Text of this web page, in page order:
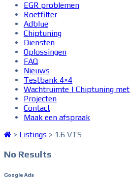
EGR problemen
Roetfilter
Adblue
Chiptuning
Diensten
Oplossingen
FAQ
Nieuws
Testbank 4×4
Wachtruimte | Chiptuning
Projecten
Contact
Maak een afspraak
> Listings > 1.6 VTS
No Results
Google Ads